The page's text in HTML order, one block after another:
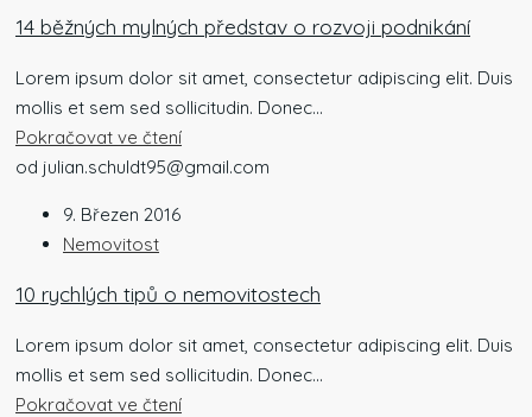
14 běžných mylných představ o rozvoji podnikání
Lorem ipsum dolor sit amet, consectetur adipiscing elit. Duis
mollis et sem sed sollicitudin. Donec...
Pokračovat ve čtení
od julian.schuldt95@gmail.com
9. Březen 2016
Nemovitost
10 rychlých tipů o nemovitostech
Lorem ipsum dolor sit amet, consectetur adipiscing elit. Duis
mollis et sem sed sollicitudin. Donec...
Pokračovat ve čtení